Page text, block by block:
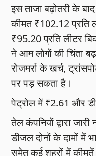
इस ताजा बढ़ोतरी के
कीमत ₹102.12 प्रति
₹95.20 प्रति लीटर
ने आम लोगों की चिंता
रोजमर्रा के खर्च,
पर पड़ सकता है।
पेट्रोल में ₹2.61 और
तेल कंपनियों द्वारा
डीजल दोनों के दामों में
समेत कई शहरों में कीमतें